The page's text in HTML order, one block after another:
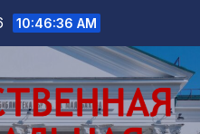
10:46:37 AM